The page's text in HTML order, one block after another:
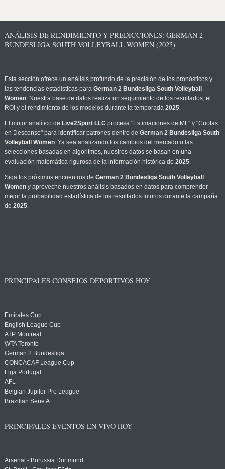
ANÁLISIS DE RENDIMIENTO Y PREDICCIONES: GERMAN 2
BUNDESLIGA SOUTH VOLLEYBALL WOMEN (2025)
Esta sección ofrece un análisis profundo de la precisión de los pronósticos y
las tendencias estadísticas para German 2 Bundesliga South Volleyball
Women. Nuestra base de datos realiza un seguimiento de los resultados, el
ROI y el rendimiento de los modelos durante la temporada 2025.
El motor analítico de Live2Sport LLC procesa "Estimaciones de ML" y "Cuotas
en Descenso" para identificar patrones dentro de German 2 Bundesliga South
Volleyball Women. Ya sea analizando los cambios del mercado o las
selecciones basadas en algoritmos, nuestros datos se basan en una
evaluación matemática rigurosa de la información histórica de 2025.
Siga los próximos encuentros de German 2 Bundesliga South Volleyball
Womeny aproveche nuestros análisis basados en datos para comprender
mejor la probabilidad estadística de los resultados futuros durante la campaña
de 2025.
PRINCIPALES CONSEJOS DEPORTIVOS HOY
Emirates Cup
English League Cup
ATP Montreal
WTA Toronto
German 2 Bundesliga
CONCACAF League Cup
Liga Portugal
AFL
Belgian Jupiler Pro League
Brazilian Serie A
PRINCIPALES EVENTOS EN VIVO HOY
Arsenal - Borussia Dortmund